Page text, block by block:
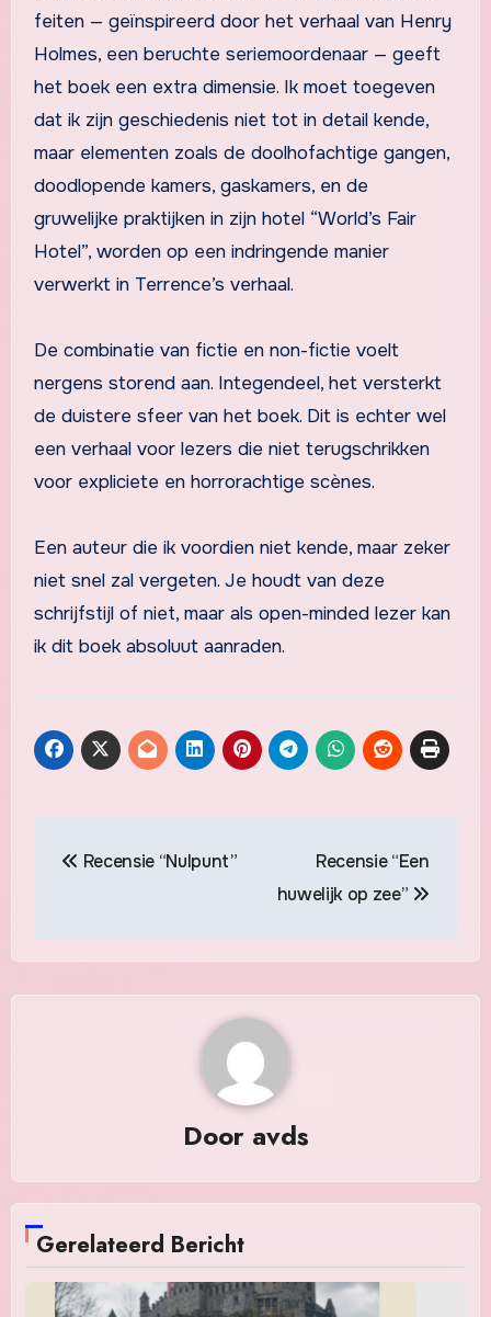
feiten — geïnspireerd door het verhaal van Henry
Holmes, een beruchte seriemoordenaar — geeft
het boek een extra dimensie. Ik moet toegeven
dat ik zijn geschiedenis niet tot in detail kende,
maar elementen zoals de doolhofachtige gangen,
doodlopende kamers, gaskamers, en de
gruwelijke praktijken in zijn hotel “World’s Fair
Hotel”, worden op een indringende manier
verwerkt in Terrence’s verhaal.
De combinatie van fictie en non-fictie voelt
nergens storend aan. Integendeel, het versterkt
de duistere sfeer van het boek. Dit is echter wel
een verhaal voor lezers die niet terugschrikken
voor expliciete en horrorachtige scènes.
Een auteur die ik voordien niet kende, maar zeker
niet snel zal vergeten. Je houdt van deze
schrijfstijl of niet, maar als open-minded lezer kan
ik dit boek absoluut aanraden.
Recensie “Nulpunt”
Recensie “Een
huwelijk op zee”
Door avds
Gerelateerd Bericht